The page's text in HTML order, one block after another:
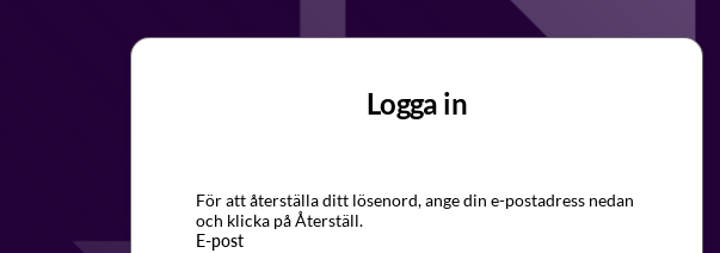
Logga in
För att återställa ditt lösenord, ange din e-postadress nedan
och klicka på Återställ.
E-post